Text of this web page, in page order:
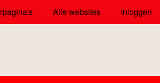
Alle websites Inloggen